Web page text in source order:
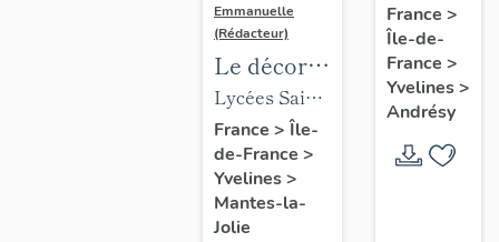
Emmanuelle
(Rédacteur)
Le décor
des lycées
de Mantes
Lycées Saint-
Exupéry et
Jean Rostand
France > Île-
de-France >
Yvelines>
Mantes-la-
Jolie
de
l'église
Saint-
Germain-
de-
Paris
paroissiale
Saint-
Germain
France >
Île-de-
France >
Yvelines>
Andrésy